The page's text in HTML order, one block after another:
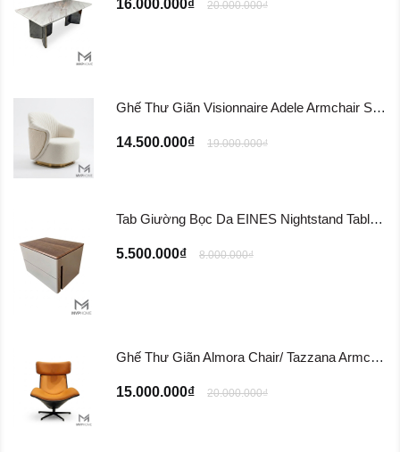
16.000.000₫ 20.000.000₫
Ghế Thư Giãn Visionnaire Adele Armchair SFD11
14.500.000₫ 19.000.000₫
Tab Giường Bọc Da EINES Nightstand Table TG122
5.500.000₫ 8.000.000₫
Ghế Thư Giãn Almora Chair/ Tazzana Armchair GTG11
15.000.000₫ 20.000.000₫